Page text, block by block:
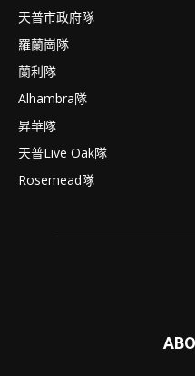
天普市政府隊
羅蘭崗隊
蘭利隊
Alhambra隊
昇華隊
天普Live Oak隊
Rosemead隊